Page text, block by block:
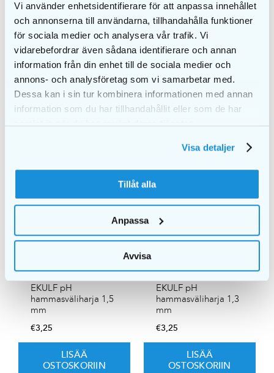
Vi använder enhetsidentifierare för att anpassa innehållet
och annonserna till användarna, tillhandahålla funktioner
för sociala medier och analysera vår trafik. Vi
vidarebefordrar även sådana identifierare och annan
information från din enhet till de sociala medier och
annons- och analysföretag som vi samarbetar med.
Dessa kan i sin tur kombinera informationen med annan
information som du har tillhandahållit eller som de har
samlat in när du har använt deras tjänster.
Visa detaljer
Tillåt alla
Anpassa
Avvisa
hammasväliharja
0,45 mm
€3,25
LISÄÄ
OSTOSKORIIN
EKULF pH
hammasväliharja 1,1
mm
€3,25
LISÄÄ
OSTOSKORIIN
EKULF pH
hammasväliharja 1,5
mm
€3,25
LISÄÄ
OSTOSKORIIN
EKULF pH
hammasväliharja 1,3
mm
€3,25
LISÄÄ
OSTOSKORIIN